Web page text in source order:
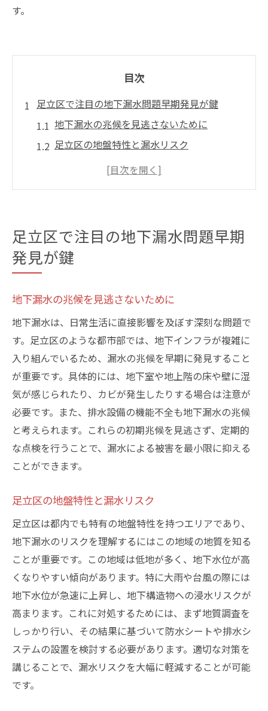
す。
目次
足立区で注目の地下漏水問題早期発見が鍵
地下漏水の兆候を見逃さないために
足立区の地盤特性と漏水リスク
早期発見のメリットと対策の迅速化
足立区における地下漏水の事例紹介
地下漏水の発生リスクを足立区で最小限にする
方法
足立区の地質に適した防水資材の選び方
都市化が進む足立区での予防措置
地下配管の劣化を防ぐためのメンテナンス
効果的な漏水リスクマネジメント
住民参加型の地下漏水予防策
足立区の地下漏水に対するプロの効果的な対応
策
専門業者による漏水原因の特定
足立区特有の漏水対策事例
プロが推奨する迅速な修理手順
地域特性を考慮した修理プラン
漏水対策における最新技術の活用
東京都足立区で専門業者が語る地下漏水の真実
専門家が語る足立区の地下漏水の現状
現場での専門業者の役割と責任
足立区での漏水問題の根本原因
専門家が見た効果的な解決策
施工業者が語る施工事例と結果
足立区で注目の地下漏水問題早期
発見が鍵
地下漏水の兆候を見逃さないために
地下漏水は、日常生活に直接影響を及ぼす深刻な問題で
す。足立区のような都市部では、地下インフラが複雑に
入り組んでいるため、漏水の兆候を早期に発見すること
が重要です。具体的には、地下室や地上階の床や壁に湿
気が感じられたり、カビが発生したりする場合は注意が
必要です。また、排水設備の機能不全も地下漏水の兆候
と考えられます。これらの初期兆候を見逃さず、定期的
な点検を行うことで、漏水による被害を最小限に抑える
ことができます。
足立区の地盤特性と漏水リスク
足立区は都内でも特有の地盤特性を持つエリアであり、
地下漏水のリスクを理解するにはこの地域の地質を知る
ことが重要です。この地域は低地が多く、地下水位が高
くなりやすい傾向があります。特に大雨や台風の際には
地下水位が急速に上昇し、地下構造物への浸水リスクが
高まります。これに対処するためには、まず地質調査を
しっかり行い、その結果に基づいて防水シートや排水シ
ステムの設置を検討する必要があります。適切な対策を
講じることで、漏水リスクを大幅に軽減することが可能
です。